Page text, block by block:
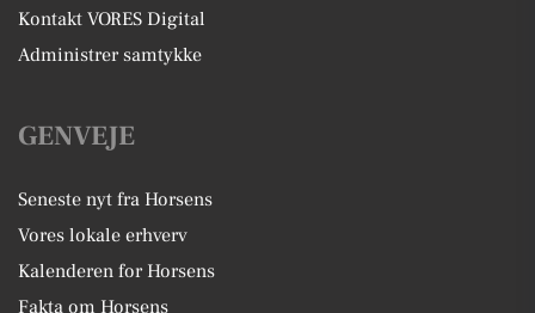
Kontakt VORES Digital
Administrer samtykke
GENVEJE
Seneste nyt fra Horsens
Vores lokale erhverv
Kalenderen for Horsens
Fakta om Horsens